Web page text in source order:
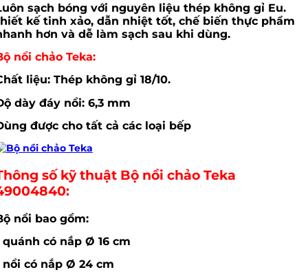
sạch bóng với nguyên liệu thép không gỉ Eu.
kế tinh xảo, dẫn nhiệt tốt, chế biến thực phẩm
hơn và dễ làm sạch sau khi dùng.
nồi chảo Teka:
liệu: Thép không gỉ 18/10.
dày đáy nồi: 6,3 mm
được cho tất cả các loại bếp
số kỹ thuật Bộ nồi chảo Teka
nồi bao gồm:
quánh có nắp Ø 16 cm
nồi có nắp Ø 24 cm